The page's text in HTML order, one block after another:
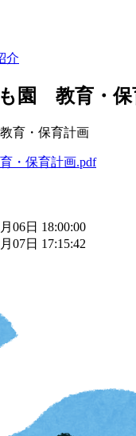
介
園 教育・保
育・保育計画
・保育計画.pdf
06日 18:00:00
07日 17:15:42